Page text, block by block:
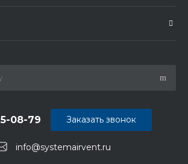
info@systemairvent.ru
08-79 Заказать звонок